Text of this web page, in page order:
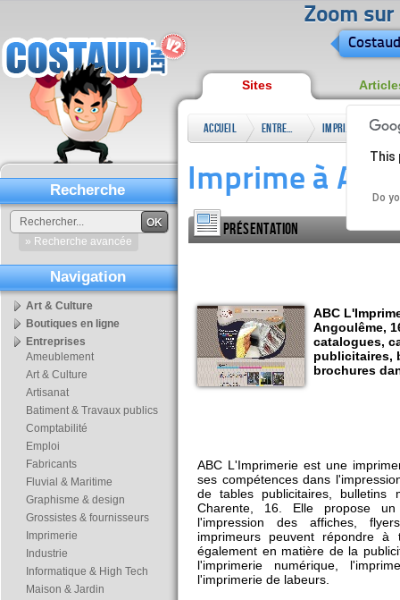
Zoom sur
Sites
Accueil Entreprises Imprimerie
Imprime à
Présentation
ABC
Angoulême,
catalogues,
publicitaires,
brochures
ABC L'Imprimerie est une
ses compétences dans
de tables publicitaires, bulletins
Charente, 16. Elle propose
l'impression des affiches,
imprimeurs peuvent répondre
également en matière de la
l'imprimerie numérique,
l'imprimerie de labeurs.
This
Do
Recherche
OK
» Recherche avancée
Navigation
Art & Culture
Boutiques en ligne
Entreprises
Ameublement
Art & Culture
Artisanat
Batiment & Travaux publics
Comptabilité
Emploi
Fabricants
Fluvial & Maritime
Graphisme & design
Grossistes & fournisseurs
Imprimerie
Industrie
Informatique & High Tech
Maison & Jardin